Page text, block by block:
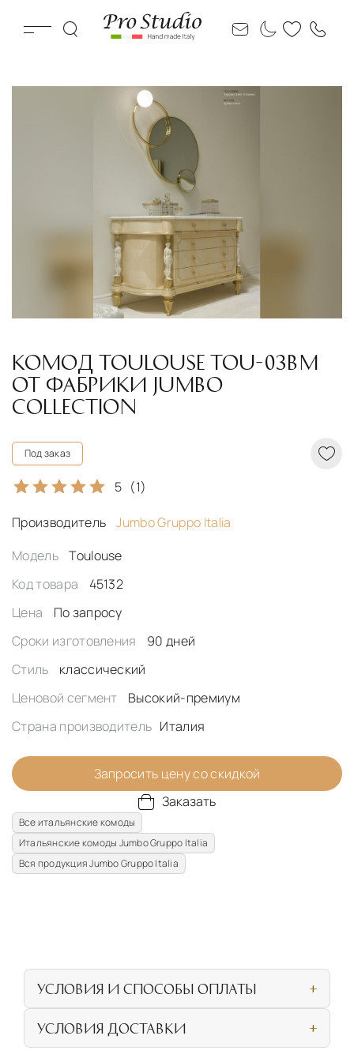
КОМОД TOULOUSE TOU-03BM
ОТ ФАБРИКИ JUMBO
COLLECTION
Под заказ
5 (1)
Производитель
Jumbo Gruppo Italia
Модель
Toulouse
Код товара
45132
Цена
По запросу
Сроки изготовления
90 дней
Стиль
классический
Ценовой сегмент
Высокий-премиум
Страна производитель Италия
Запросить цену со скидкой
Заказать
Все итальянские комоды
Итальянские комоды Jumbo Gruppo Italia
Вся продукция Jumbo Gruppo Italia
УСЛОВИЯ И СПОСОБЫ ОПЛАТЫ
личном посещении нашего салона
УСЛОВИЯ ДОСТАВКИ